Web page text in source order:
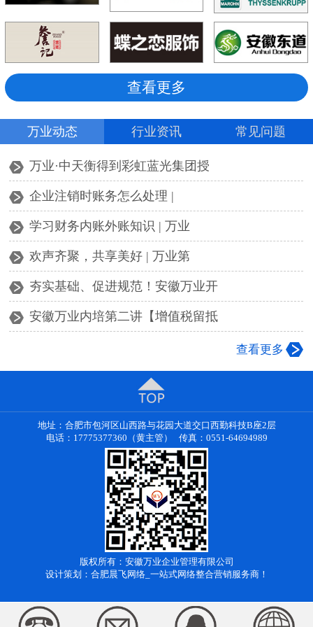
查看更多
万业动态 行业资讯 常见问题
万业·中天衡得到彩虹蓝光集团授
企业注销时账务怎么处理 |
学习财务内账外账知识 | 万业
欢声齐聚，共享美好 | 万业第
夯实基础、促进规范！安徽万业开
安徽万业内培第二讲【增值税留抵
查看更多
地址：合肥市包河区山西路与花园大道交口西勤科技B座2层
电话：17775377360（黄主管） 传真：0551-64694989
版权所有：安徽万业企业管理有限公司
设计策划：合肥晨飞网络_一站式网络整合营销服务商！